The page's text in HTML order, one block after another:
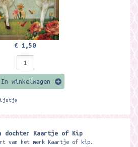
€ 1,50
In winkelwagen
dochter Kaartje of Kip
van het merk Kaartje of kip.